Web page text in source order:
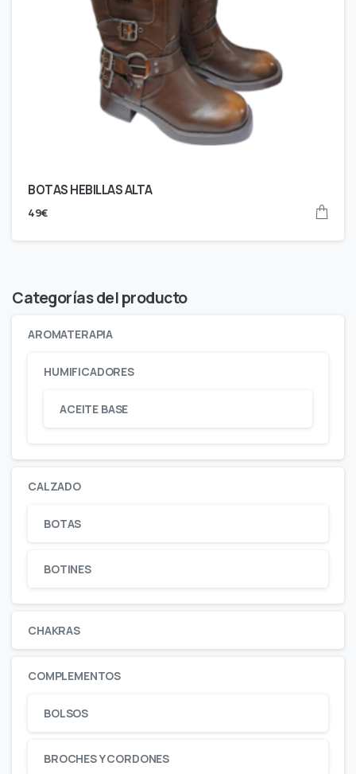
BOTAS HEBILLAS ALTA
49€
Categorías del producto
AROMATERAPIA
HUMIFICADORES
ACEITE BASE
CALZADO
BOTAS
BOTINES
CHAKRAS
COMPLEMENTOS
BOLSOS
BROCHES Y CORDONES